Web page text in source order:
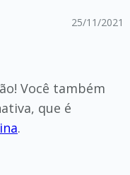
25/11/2021
Você também
que é
.